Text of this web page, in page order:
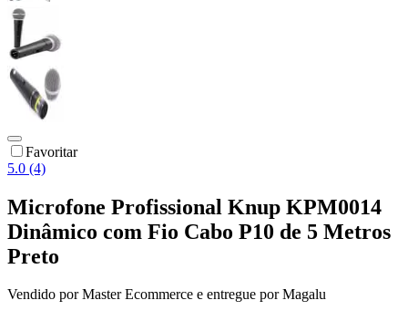
Favoritar
5.0 (4)
Microfone Profissional Knup KPM0014
Dinâmico com Fio Cabo P10 de 5 Metros
Preto
Vendido porMaster Ecommerce e entregue por Magalu